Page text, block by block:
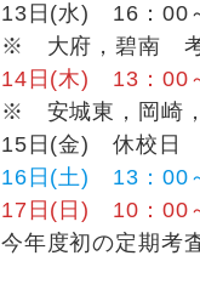
13日(水) 16：00
※ 大府，碧南 考
14日(木) 13：00
※ 安城東，岡崎
15日(金) 休校日
16日(土) 13：00
17日(日) 10：00
今年度初の定期考